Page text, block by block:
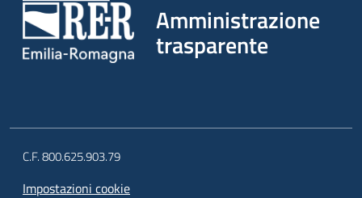
Amministrazione
trasparente
C.F. 800.625.903.79
Impostazioni cookie